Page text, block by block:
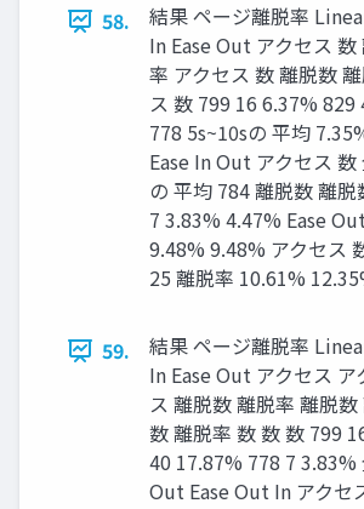
58.
結果 ページ離脱率
In Ease Out アクセス 数
率 アクセス 数 離脱数
ス 数 799 16 6.37% 829
778 5s~10sの 平均
Ease In Out アクセス 数
の 平均 784 離脱数 離
7 3.83% 4.47% Ease
9.48% 9.48% アクセス
25 離脱率 10.61%
59.
結果 ページ離脱率
In Ease Out アクセス ア
ス 離脱数 離脱率 離脱
数 離脱率 数 数 数 799
40 17.87% 778 7 3.83%
Out Ease Out In アクセ